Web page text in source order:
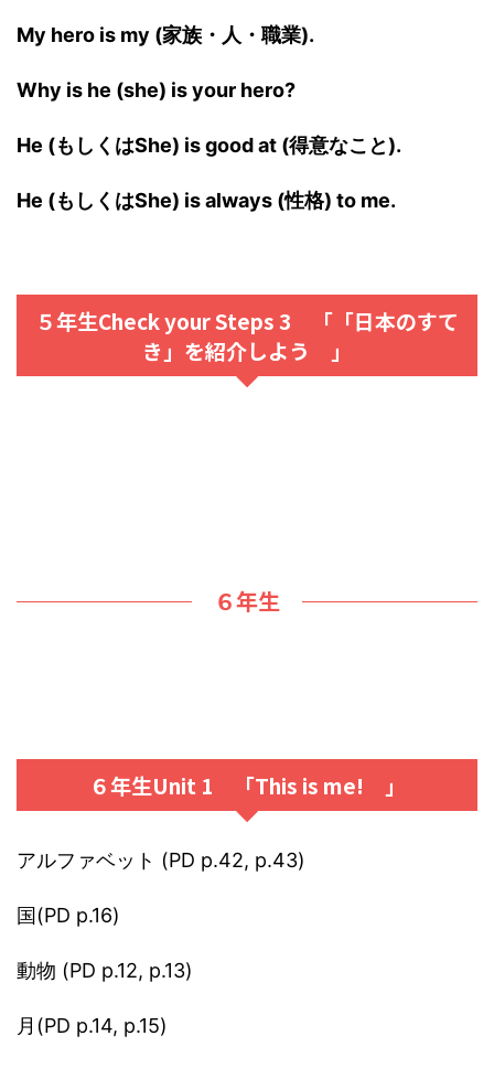
My hero is my (家族・人・職業).
Why is he (she) is your hero?
He (もしくはShe) is good at (得意なこと).
He (もしくはShe) is always (性格) to me.
５年生Check your Steps 3 「「日本のすて
き」を紹介しよう 」
６年生
６年生Unit 1 「This is me! 」
アルファベット (PD p.42, p.43)
国(PD p.16)
動物 (PD p.12, p.13)
月(PD p.14, p.15)